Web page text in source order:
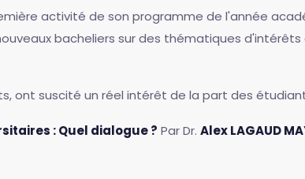
activité de son programme de l'année
bacheliers sur des thématiques
ont suscité un réel intérêt de la part des
: Quel dialogue ? Par Dr. Alex LAGAUD